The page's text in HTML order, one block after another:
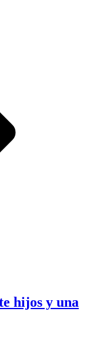
hijos y una